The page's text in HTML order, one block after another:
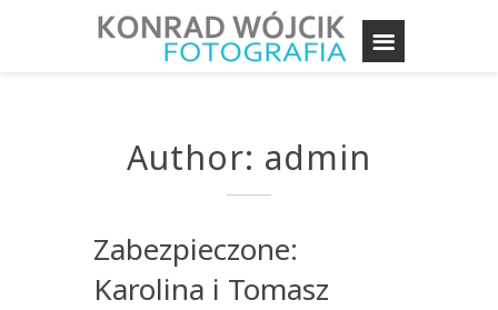
Author: admin
Zabezpieczone:
Karolina i Tomasz